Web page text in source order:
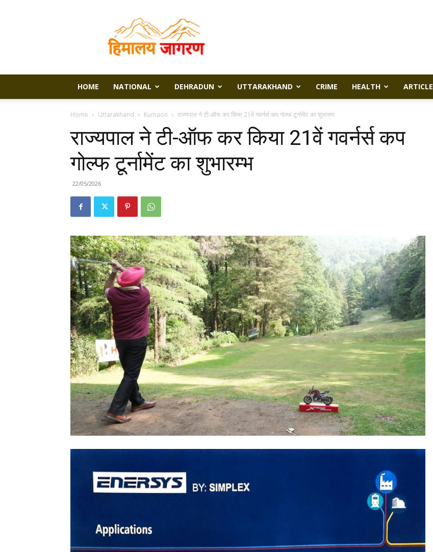
Himalaya
Jagran
HOME NATIONAL DEHRADUN UTTARAKHAND CRIME HEALTH ARTICLE
Home Uttarakhand Kumaon राज्यपाल ने टी-ऑफ कर किया 21वें गवर्नर्स कप गोल्फ टूर्नामेंट का शुभारम्भ
राज्यपाल ने टी-ऑफ कर किया 21वें गवर्नर्स कप
गोल्फ टूर्नामेंट का शुभारम्भ
22/05/2026